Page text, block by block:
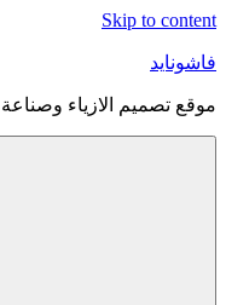
Skip to content
فاشونايد
موقع تصميم الازياء